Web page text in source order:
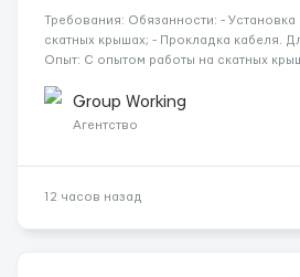
Требования: Обязанности: -
скатных крышах; - Прокладка кабеля.
Опыт: С опытом работы на скатных
Германия, Буцбах Условия...
Group Working
Агентство
12 часов назад